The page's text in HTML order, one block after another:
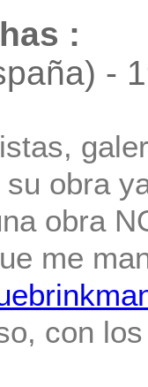
:
-
obra
obra
me
con